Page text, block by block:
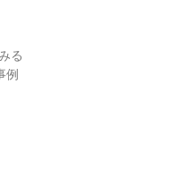
る
例